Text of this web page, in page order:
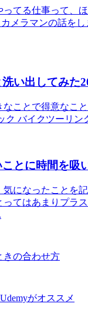
ってる仕事って、
メラマンの話を
い出してみた
ことで得意なこ
ク バイクツーリン
とに時間を吸
になったことを
てはあまりプラ
きの合わせ方
がオススメ